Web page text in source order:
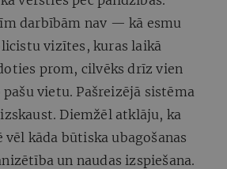
darbībām nav — kā esmu
vizītes, kuras laikā
prom, cilvēks drīz vien
vietu. Pašreizējā sistēma
Diemžēl atklāju, ka
kāda būtiska ubagošanas
un naudas izspiešana.